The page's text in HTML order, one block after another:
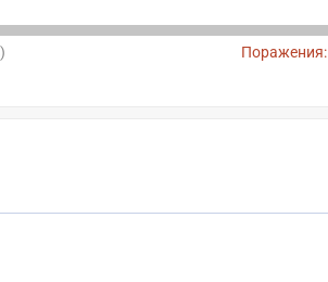
Поражения: